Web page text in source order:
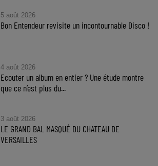
5 août 2026
Bon Entendeur revisite un incontournable Disco !
4 août 2026
Ecouter un album en entier ? Une étude montre
que ce n’est plus du...
3 août 2026
LE GRAND BAL MASQUÉ DU CHATEAU DE
VERSAILLES